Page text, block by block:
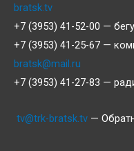
bratsk.tv
+7 (3953) 41-52-00 —
+7 (3953) 41-25-67 —
bratsk@mail.ru
+7 (3953) 41-27-83 —
tv@trk-bratsk.tv —